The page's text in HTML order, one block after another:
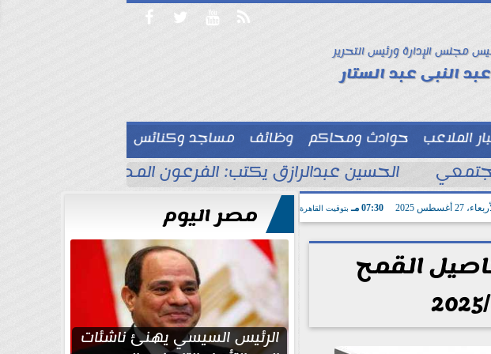
   
مجلس الإدارة ورئيس التحرير
عبد النبى عبد الستار
الملاعب حوادث ومحاكم وظائف
مساجد وكنائس

الحسين عبدالرازق يكتب: الفرعون المصري جاهز
27 أغسطس 2025 07:30 مـ بتوقيت القاهرة
القمح
مصر اليوم
الرئيس السيسي يهنئ ناشئات